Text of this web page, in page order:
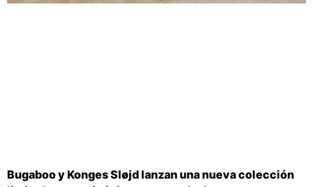
Bugaboo y Konges Sløjd lanzan una nueva colección